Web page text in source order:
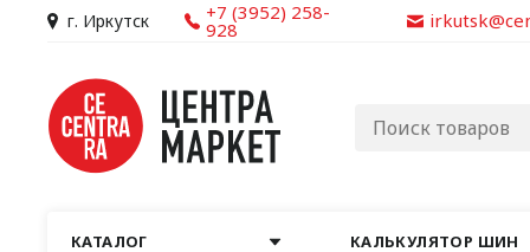
г. Иркутск +7 (3952) 258-
928
КАТАЛОГ КАЛЬКУЛЯТОР ШИН